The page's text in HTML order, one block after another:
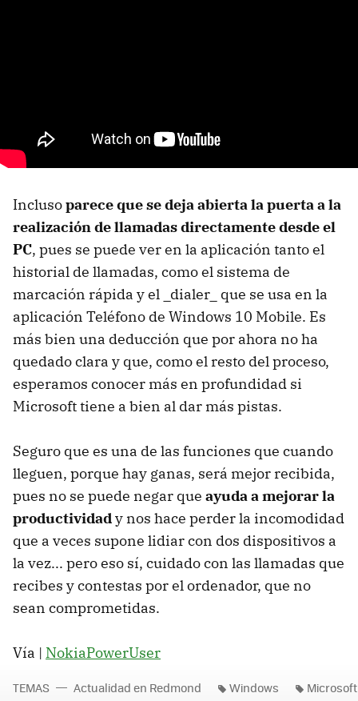
Inclusoparece que se deja abierta la puerta a la
realización de llamadas directamente desde el
PC, pues se puede ver en la aplicación tanto el
historial de llamadas, como el sistema de
marcación rápida y el _dialer_ que se usa en la
aplicación Teléfono de Windows 10 Mobile. Es
más bien una deducción que por ahora no ha
quedado clara y que, como el resto del proceso,
esperamos conocer más en profundidad si
Microsoft tiene a bien al dar más pistas.
Seguro que es una de las funciones que cuando
lleguen, porque hay ganas, será mejor recibida,
pues no se puede negar que ayuda a mejorar la
productividady nos hace perder la incomodidad
que a veces supone lidiar con dos dispositivos a
la vez... pero eso sí, cuidado con las llamadas que
recibes y contestas por el ordenador, que no
sean comprometidas.
Vía | NokiaPowerUser
TEMAS Actualidad en Redmond Windows Microsoft